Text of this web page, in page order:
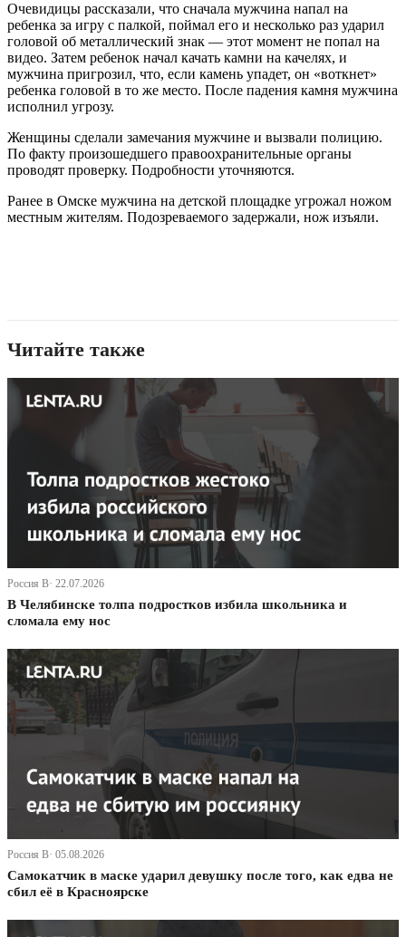
Очевидицы рассказали, что сначала мужчина напал на
ребенка за игру с палкой, поймал его и несколько раз ударил
головой об металлический знак — этот момент не попал на
видео. Затем ребенок начал качать камни на качелях, и
мужчина пригрозил, что, если камень упадет, он «воткнет»
ребенка головой в то же место. После падения камня мужчина
исполнил угрозу.
Женщины сделали замечания мужчине и вызвали полицию.
По факту произошедшего правоохранительные органы
проводят проверку. Подробности уточняются.
Ранее в Омске мужчина на детской площадке угрожал ножом
местным жителям. Подозреваемого задержали, нож изъяли.
Читайте также
Россия В· 22.07.2026
В Челябинске толпа подростков избила школьника и
сломала ему нос
Россия В· 05.08.2026
Самокатчик в маске ударил девушку после того, как едва не
сбил её в Красноярске